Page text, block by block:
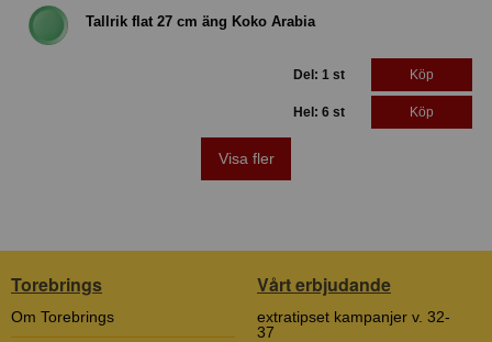
Tallrik flat 27 cm äng Koko Arabia
Del: 1 st Köp
Hel: 6 st Köp
Visa fler
Torebrings
Om Torebrings
Vårt erbjudande
extratipset kampanjer v. 32-
37